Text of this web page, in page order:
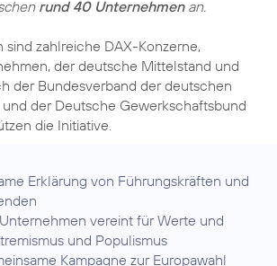
rund 40 Unternehmenan.
sind zahlreiche DAX-Konzerne,
der deutsche Mittelstand und
der Bundesverband der deutschen
und der Deutsche Gewerkschaftsbund
die Initiative.
Erklärung von Führungskräften und
vereint für Werte und
und Populismus
Kampagne zur Europawahl